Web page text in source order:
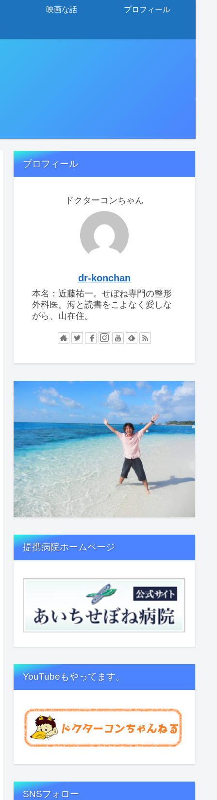
映画な話 プロフィール
プロフィール
ドクターコンちゃん
dr-konchan
本名：近藤祐一。せぼね専門の整形
外科医。海と読書をこよなく愛しな
がら、山在住。
提携病院ホームページ
YouTubeもやってます。
SNSフォロー